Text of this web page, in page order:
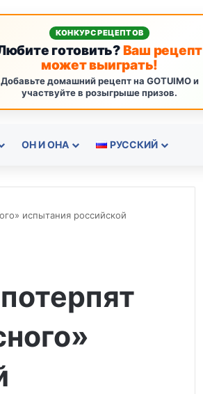
КОНКУРС РЕЦЕПТОВ
готовить?Ваш рецепт
может выиграть!
Добавьте домашний рецепт на GOTUIMO и
участвуйте в розыгрыше призов.
ОН И ОНА РУССКИЙ
испытания российской